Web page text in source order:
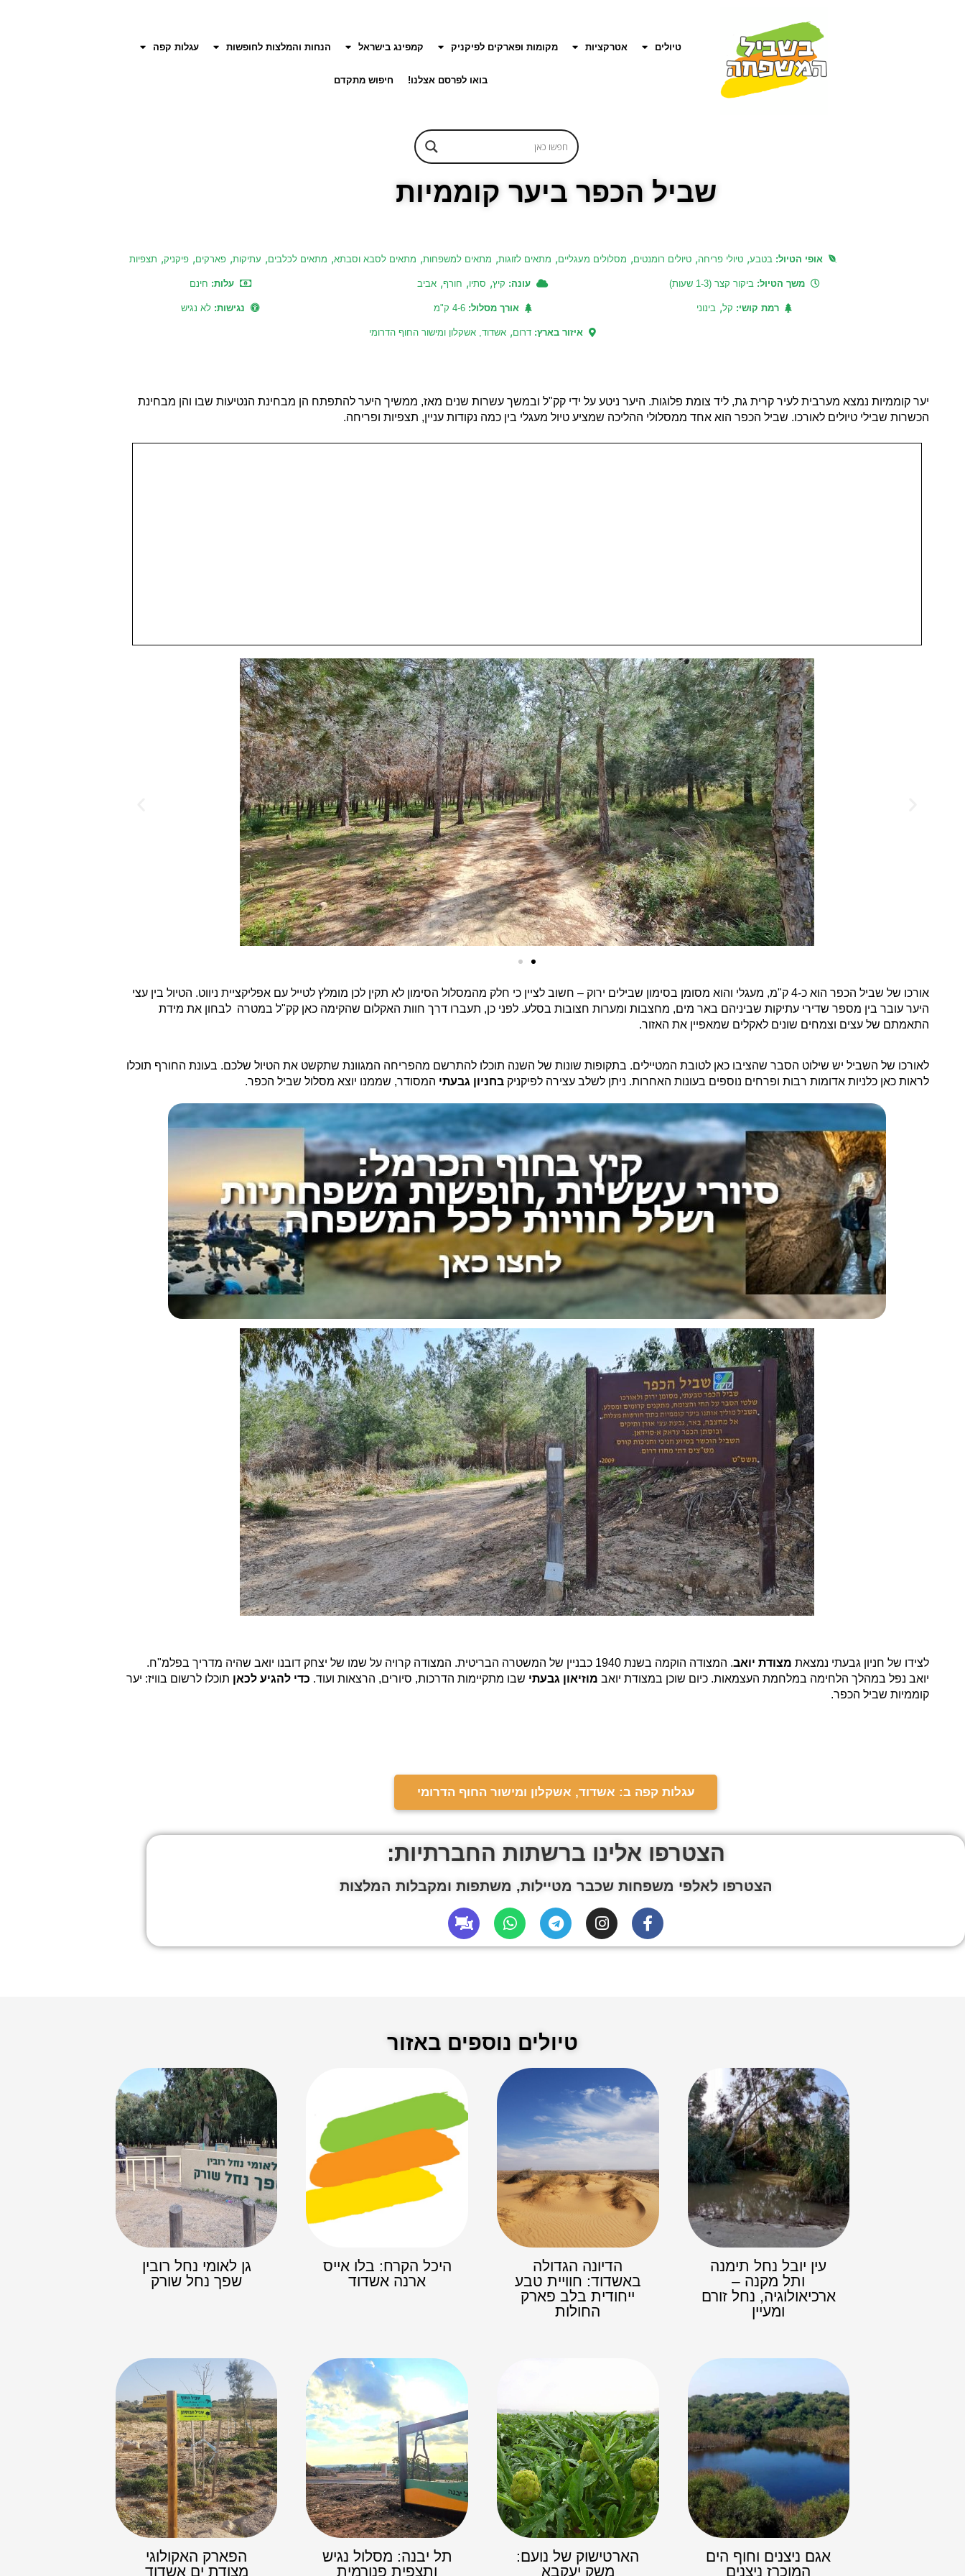
טיולים אטרקציות מקומות ופארקים לפיקניק קמפינג בישראל הנחות והמלצות לחופשות עגלות קפה
בואו לפרסם אצלנו! חיפוש מתקדם
שביל הכפר ביער קוממיות
אופי הטיול:בטבע, טיולי פריחה, טיולים רומנטים, מסלולים מעגליים, מתאים לזוגות, מתאים למשפחות, מתאים לסבא וסבתא, מתאים לכלבים, עתיקות, פארקים, פיקניק, תצפיות
משך הטיול:ביקור קצר (1-3 שעות) עונה: קיץ, סתיו, חורף, אביב עלות: חינם
רמת קושי: קל, בינוני אורך מסלול:4-6 ק"מ נגישות: לא נגיש
איזור בארץ: דרום, אשדוד, אשקלון ומישור החוף הדרומי
יער קוממיות נמצא מערבית לעיר קרית גת, ליד צומת פלוגות. היער ניטע על ידי קק"ל ובמשך עשרות שנים מאז, ממשיך היער להתפתח הן מבחינת הנטיעות שבו והן מבחינת
הכשרות שבילי טיולים לאורכו. שביל הכפר הוא אחד ממסלולי ההליכה שמציע טיול מעגלי בין כמה נקודות עניין, תצפיות ופריחה.
אורכו של שביל הכפר הוא כ-4 ק"מ, מעגלי והוא מסומן בסימון שבילים ירוק – חשוב לציין כי חלק מהמסלול הסימון לא תקין לכן מומלץ לטייל עם אפליקציית ניווט. הטיול בין עצי
היער עובר בין מספר שדירי עתיקות שביניהם באר מים, מחצבות ומערות חצובות בסלע. לפני כן, תעברו דרך חוות האקלום שהקימה כאן קק"ל במטרה לבחון את מידת
התאמתם של עצים וצמחים שונים לאקלים שמאפיין את האזור.
לאורכו של השביל יש שילוט הסבר שהציבו כאן לטובת המטיילים. בתקופות שונות של השנה תוכלו להתרשם מהפריחה המגוונת שתקשט את הטיול שלכם. בעונת החורף תוכלו
לראות כאן כלניות אדומות רבות ופרחים נוספים בעונות האחרות. ניתן לשלב עצירה לפיקניק בחניון גבעתי המסודר, שממנו יוצא מסלול שביל הכפר.
לצידו של חניון גבעתי נמצאת מצודת יואב
. המצודה הוקמה בשנת 1940 כבניין של המשטרה הבריטית. המצודה קרויה על שמו של יצחק דובנו יואב שהיה מדריך בפלמ"ח.
יואב נפל במהלך הלחימה במלחמת העצמאות. כיום שוכן במצודת יואב מוזיאון גבעתי שבו מתקיימות הדרכות, סיורים, הרצאות ועוד. כדי להגיע לכאן תוכלו לרשום בוויז: יער
קוממיות שביל הכפר.
עגלות קפה ב: אשדוד, אשקלון ומישור החוף הדרומי
הצטרפו אלינו ברשתות החברתיות:
הצטרפו לאלפי משפחות שכבר מטיילות, משתפות ומקבלות המלצות
טיולים נוספים באזור
עין יובל נחל תימנה
ותל מקנה –
ארכיאולוגיה, נחל זורם
ומעיין
הדיונה הגדולה
באשדוד: חוויית טבע
ייחודית בלב פארק
החולות
היכל הקרח: בלו אייס
ארנה אשדוד
גן לאומי נחל רובין
שפך נחל שורק
אגם ניצנים וחוף הים
המוכרז ניצנים
הארטישוק של נועם:
משק יעקבא
תל יבנה: מסלול נגיש
ותצפית פנורמית
הפארק האקולוגי
מצודת ים אשדוד